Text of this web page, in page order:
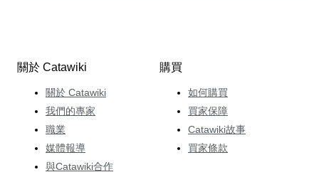
關於 Catawiki
關於 Catawiki
我們的專家
職業
媒體報導
與Catawiki合作
購買
如何購買
買家保障
Catawiki故事
買家條款